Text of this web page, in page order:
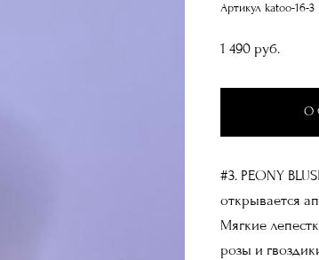
Артикул katoo-16-3
1 490 pуб.
#3. PEONY
открывается
Мягкие
розы и